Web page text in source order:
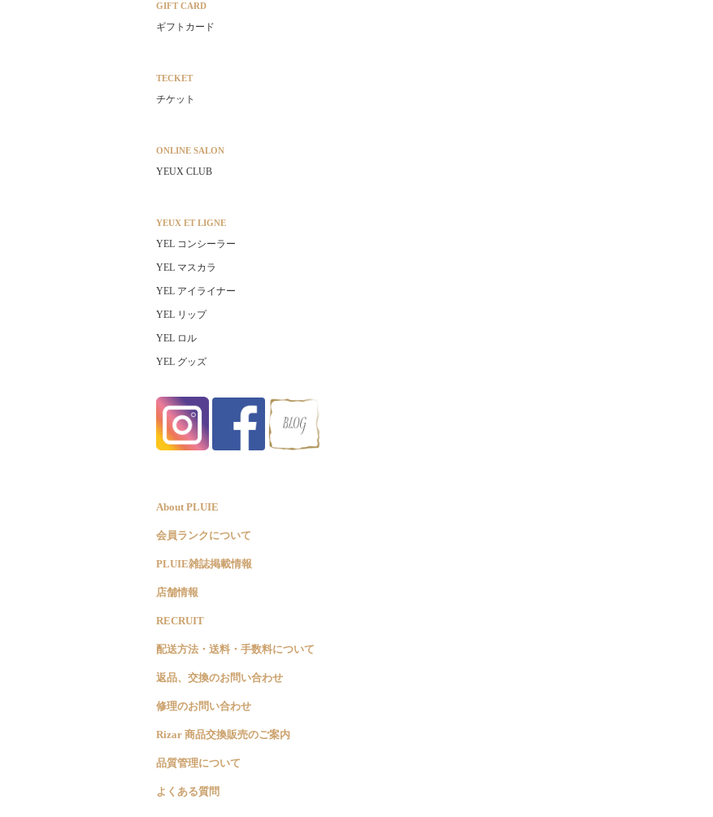
GIFT CARD
ギフトカード
TECKET
チケット
ONLINE SALON
YEUX CLUB
YEUX ET LIGNE
YEL コンシーラー
YEL マスカラ
YEL アイライナー
YEL リップ
YEL ロル
YEL グッズ
About PLUIE
会員ランクについて
PLUIE雑誌掲載情報
店舗情報
RECRUIT
配送方法・送料・手数料について
返品、交換のお問い合わせ
修理のお問い合わせ
Rizar 商品交換販売のご案内
品質管理について
よくある質問